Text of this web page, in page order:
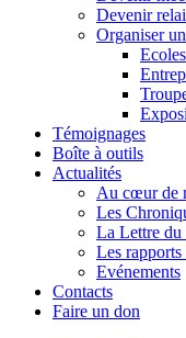
Devenir
Organiser
Témoignages
Boîte à outils
Actualités
Au cœur de
Les
La Lettre du
Les rapports
Evénements
Contacts
Faire un don